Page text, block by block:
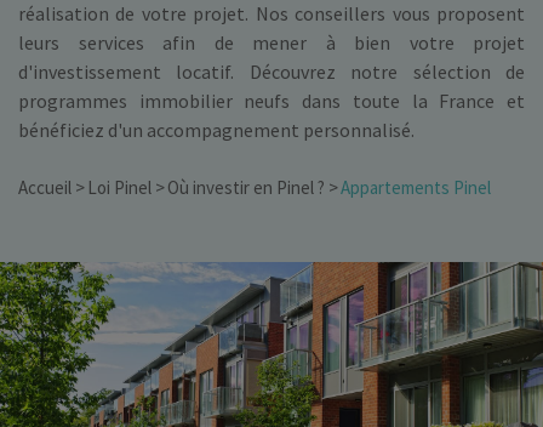
réalisation de votre projet. Nos conseillers vous proposent
leurs services afin de mener à bien votre projet
d'investissement locatif. Découvrez notre sélection de
programmes immobilier neufs dans toute la France et
bénéficiez d'un accompagnement personnalisé.
Accueil Loi Pinel Où investir en Pinel ? Appartements Pinel